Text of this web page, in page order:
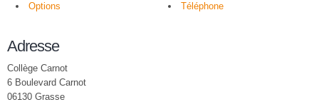
Options
Téléphone
Adresse
Collège Carnot
6 Boulevard Carnot
06130 Grasse